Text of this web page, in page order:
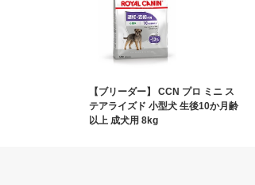
【ブリーダー】 CCN プロ ミニ ス
テアライズド 小型犬 生後10か月齢
以上 成犬用 8kg